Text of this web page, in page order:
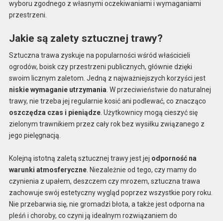
wyboru zgodnego z własnymi oczekiwaniami i wymaganiami
przestrzeni.
Jakie są zalety sztucznej trawy?
Sztuczna trawa zyskuje na popularności wśród właścicieli
ogrodów, boisk czy przestrzeni publicznych, głównie dzięki
swoim licznym zaletom. Jedną z najważniejszych korzyści jest
niskie wymaganie utrzymania . W przeciwieństwie do naturalnej
trawy, nie trzeba jej regularnie kosić ani podlewać, co znacząco
oszczędza czas i pieniądze. Użytkownicy mogą cieszyć się
zielonym trawnikiem przez cały rok bez wysiłku związanego z
jego pielęgnacją.
Kolejną istotną zaletą sztucznej trawy jest jej odporność na
warunki atmosferyczne. Niezależnie od tego, czy mamy do
czynienia z upałem, deszczem czy mrozem, sztuczna trawa
zachowuje swój estetyczny wygląd poprzez wszystkie pory roku.
Nie przebarwia się, nie gromadzi błota, a także jest odporna na
pleśń i choroby, co czyni ją idealnym rozwiązaniem do